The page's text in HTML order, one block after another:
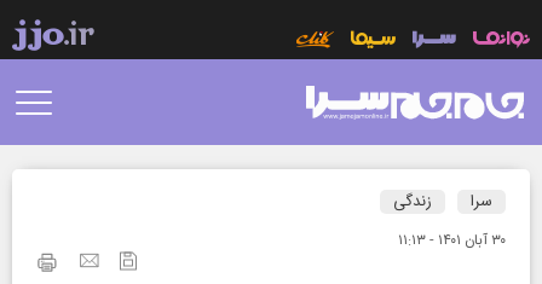
سرا زندگی
۳۰ آبان ۱۴۰۱ - ۱۱:۱۳